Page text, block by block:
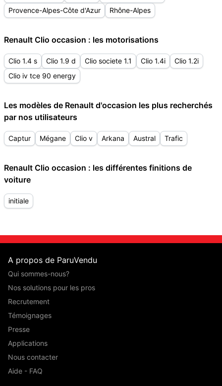
Provence-Alpes-Côte d'Azur
Rhône-Alpes
Renault Clio occasion : les motorisations
Clio 1.4 s Clio 1.9 d Clio societe 1.1 Clio 1.4i
Clio 1.2i
Clio iv tce 90 energy
Les modèles de Renault d'occasion les plus recherchés
par nos utilisateurs
Captur Mégane Clio v Arkana Austral Trafic
Renault Clio occasion : les différentes finitions de
voiture
initiale
A propos de ParuVendu
Qui sommes-nous?
Nos solutions pour les pros
Recrutement
Témoignages
Presse
Applications
Nous contacter
Aide - FAQ